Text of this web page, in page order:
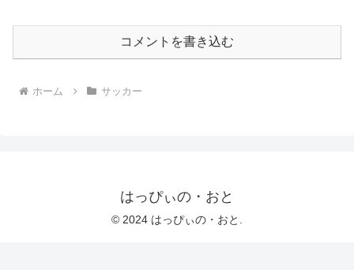
コメントを書き込む
ホーム サッカー
はっぴぃの・おと
© 2024 はっぴぃの・おと.